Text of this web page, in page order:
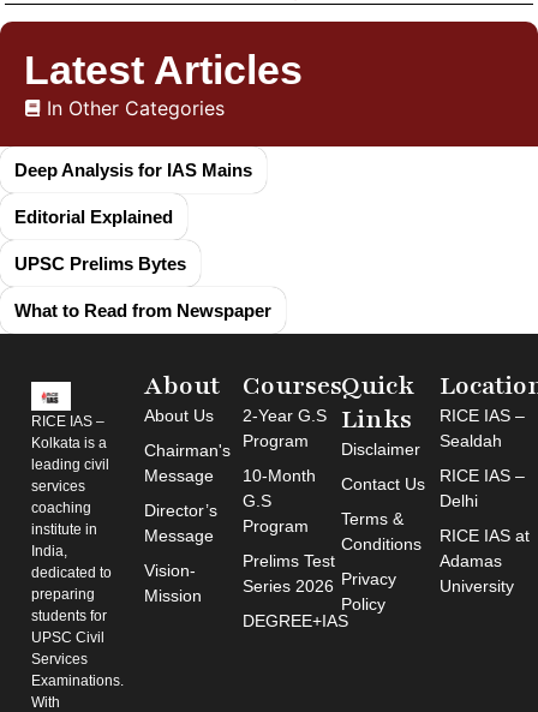
Latest Articles
In Other Categories
Deep Analysis for IAS Mains
Editorial Explained
UPSC Prelims Bytes
What to Read from Newspaper
RICE IAS –
Kolkata is a
leading civil
services
coaching
institute in
India,
dedicated to
preparing
students for
UPSC Civil
Services
Examinations.
With
About
About Us
Chairman's
Message
Director’s
Message
Vision-
Mission
Courses
2-Year G.S
Program
10-Month
G.S
Program
Prelims Test
Series 2026
DEGREE+IAS
Quick
Links
Disclaimer
Contact Us
Terms &
Conditions
Privacy
Policy
RICE IAS –
Sealdah
RICE IAS –
Delhi
RICE IAS at
Adamas
University